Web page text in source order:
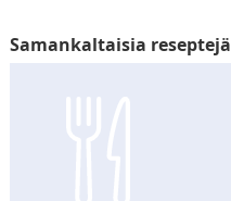
Samankaltaisia reseptejä